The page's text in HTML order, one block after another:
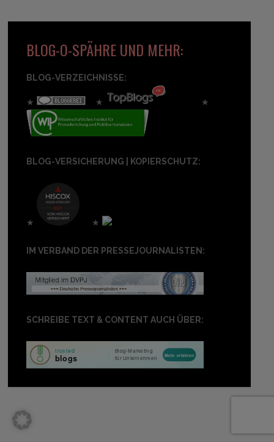
BLOG-O-SPÄHRE UND MEHR:
BLOG-VERZEICHNISSE:
★ ★ ★
BLOG-VERSICHERUNG | KOPIERSCHUTZ:
★ ★
IM VERBAND DER PRESSEJOURNALISTEN:
SCHREIBE TEXT & CONTENT AUCH ÜBER: